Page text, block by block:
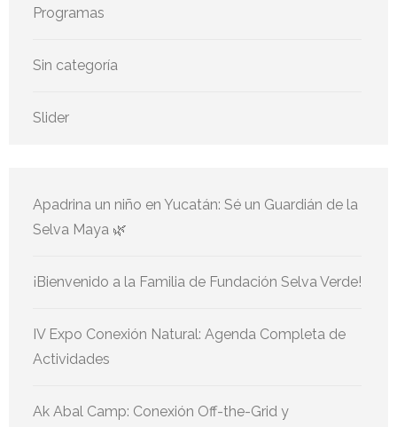
Programas
Sin categoría
Slider
Apadrina un niño en Yucatán: Sé un Guardián de la
Selva Maya 🌿
¡Bienvenido a la Familia de Fundación Selva Verde!
IV Expo Conexión Natural: Agenda Completa de
Actividades
Ak Abal Camp: Conexión Off-the-Grid y